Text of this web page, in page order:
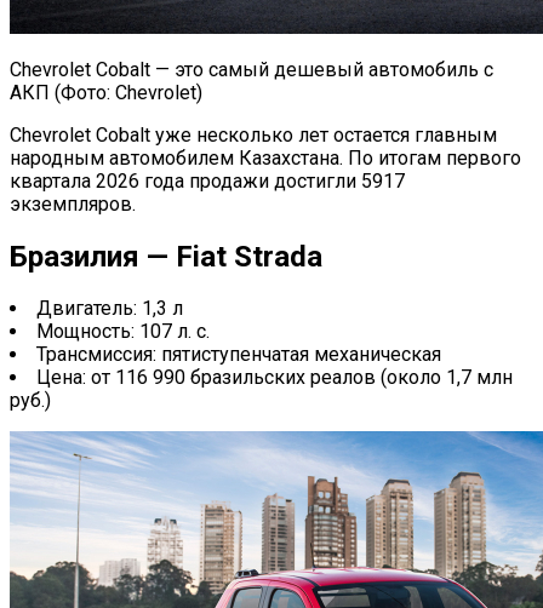
Chevrolet Cobalt — это самый дешевый автомобиль с
АКП (Фото: Chevrolet)
Chevrolet Cobalt уже несколько лет остается главным
народным автомобилем Казахстана. По итогам первого
квартала 2026 года продажи достигли 5917
экземпляров.
Бразилия — Fiat Strada
Двигатель: 1,3 л
Мощность: 107 л. с.
Трансмиссия: пятиступенчатая механическая
Цена: от 116 990 бразильских реалов (около 1,7 млн
руб.)